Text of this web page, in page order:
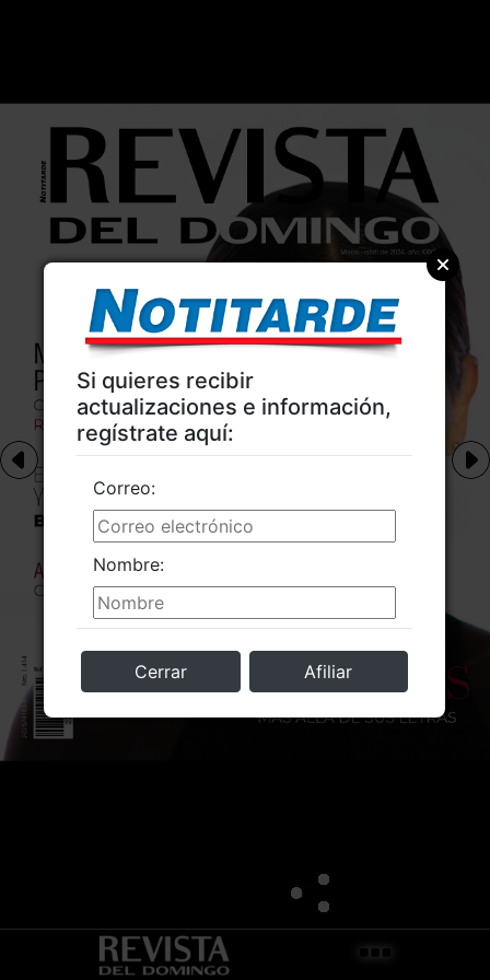
Si quieres recibir
actualizaciones e información,
regístrate aquí:
Nombre:
Correo:
Cerrar Afiliar